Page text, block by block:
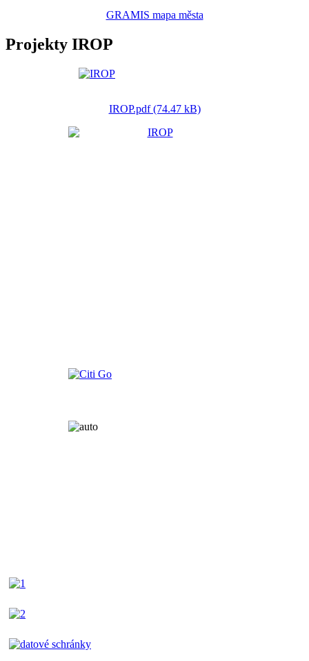
GRAMIS mapa města
Projekty IROP
IROP.pdf (74.47 kB)